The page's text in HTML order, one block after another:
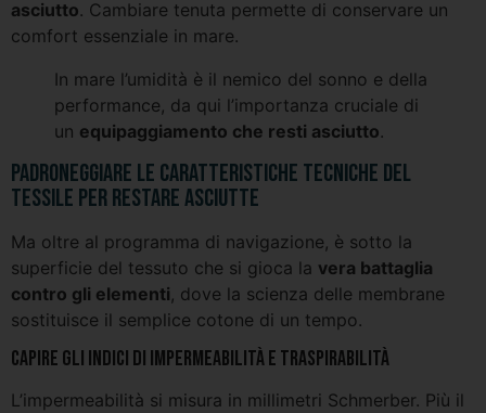
asciutto. Cambiare tenuta permette di conservare un
comfort essenziale in mare.
In mare l’umidità è il nemico del sonno e della
performance, da qui l’importanza cruciale di
un equipaggiamento che resti asciutto.
Padroneggiare le caratteristiche tecniche del
tessile per restare asciutte
Ma oltre al programma di navigazione, è sotto la
superficie del tessuto che si gioca la vera battaglia
contro gli elementi, dove la scienza delle membrane
sostituisce il semplice cotone di un tempo.
Capire gli indici di impermeabilità e traspirabilità
L’impermeabilità si misura in millimetri Schmerber. Più il